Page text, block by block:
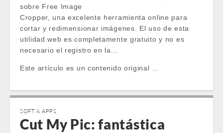
sobre Free Image
Cropper, una excelente herramienta online para
cortar y redimensionar imágenes. El uso de esta
utilidad web es completamente gratuito y no es
necesario el registro en la...
Este artículo es un contenido original …
SOFT & APPS
Cut My Pic: fantástica